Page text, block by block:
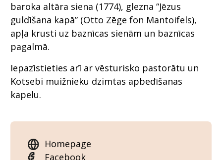
baroka altāra siena (1774), glezna “Jēzus
guldīšana kapā” (Otto Zēge fon Mantoifels),
apļa krusti uz baznīcas sienām un baznīcas
pagalmā.
Iepazīstieties arī ar vēsturisko pastorātu un
Kotsebi muižnieku dzimtas apbedīšanas
kapelu.
Homepage
Facebook